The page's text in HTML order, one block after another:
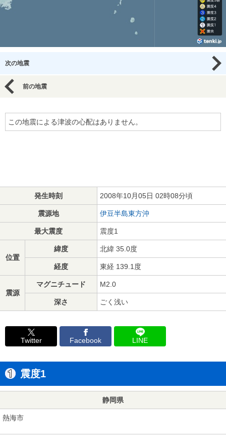
次の地震
前の地震
この地震による津波の心配はありません。
発生時刻 2008年10月05日 02時08分頃
震源地 伊豆半島東方沖
最大震度 震度1
位置
緯度 北緯 35.0度
経度 東経 139.1度
震源
マグニチュード M2.0
深さ ごく浅い
Twitter Facebook LINE
震度1
静岡県
熱海市